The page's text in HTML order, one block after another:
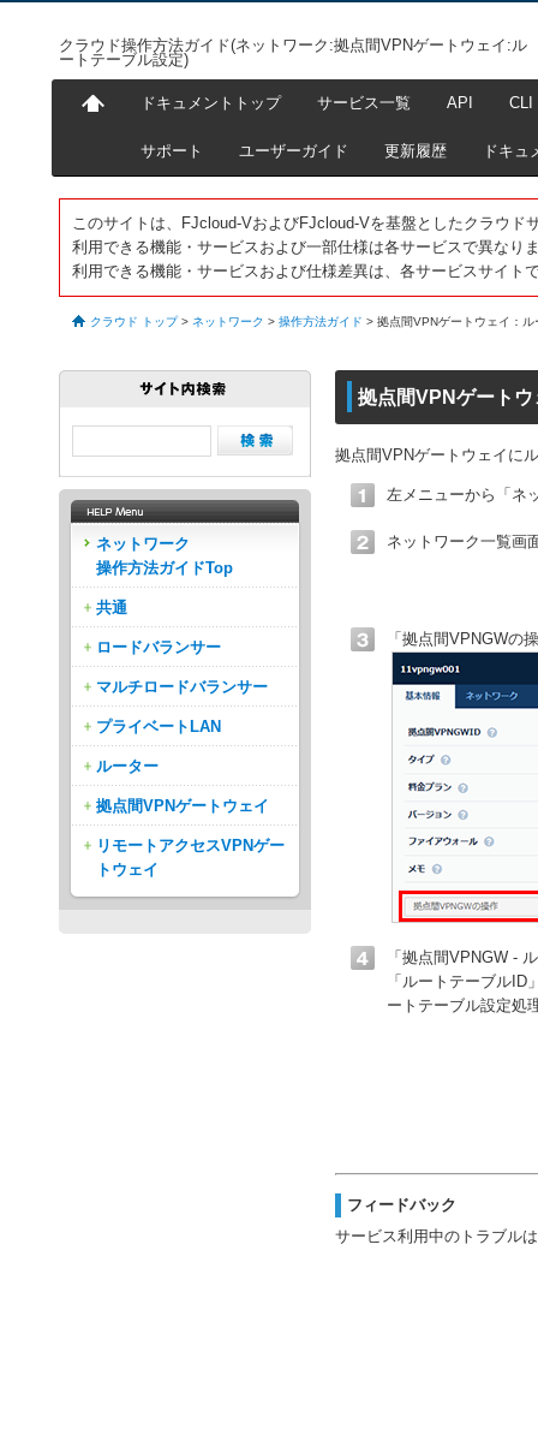
クラウド操作方法ガイド(ネットワーク:拠点間VPNゲートウェイ:ル
ートテーブル設定)
ドキュメントトップ サービス一覧 API CLI
サポート ユーザーガイド 更新履歴 ドキュ
このサイトは、FJcloud-VおよびFJcloud-Vを基盤としたクラウド
利用できる機能・サービスおよび一部仕様は各サービスで異なり
利用できる機能・サービスおよび仕様差異は、各サービスサイト
クラウド トップ > ネットワーク > 操作方法ガイド > 拠点間VPNゲートウェイ：
拠点間VPNゲート
拠点間VPNゲートウェイに
左メニューから「ネ
ネットワーク一覧画
「拠点間VPNGWの
「拠点間VPNGW -
「ルートテーブル
ートテーブル設定処
フィードバック
サービス利用中のトラブル
ネットワーク
操作方法ガイドTop
共通
ロードバランサー
マルチロードバランサー
プライベートLAN
ルーター
拠点間VPNゲートウェイ
リモートアクセスVPNゲー
トウェイ